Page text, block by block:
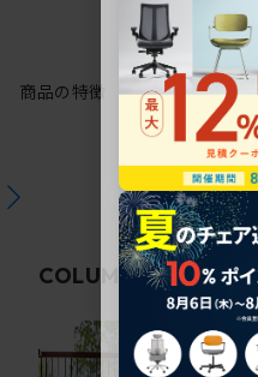
商品の特徴
COLUMN関連コラム